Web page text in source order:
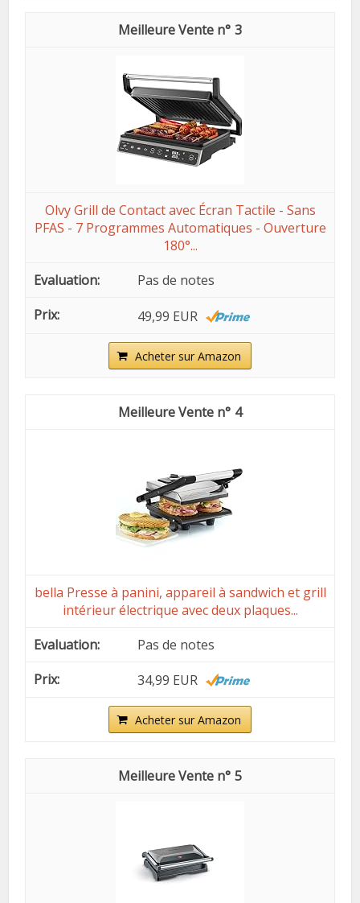
3
Olvy Grill de Contact avec Écran Tactile - Sans
PFAS - 7 Programmes Automatiques - Ouverture
180°...
Pas de notes
49,99 EUR
Acheter sur Amazon
4
bella Presse à panini, appareil à sandwich et grill
intérieur électrique avec deux plaques...
Pas de notes
34,99 EUR
Acheter sur Amazon
5